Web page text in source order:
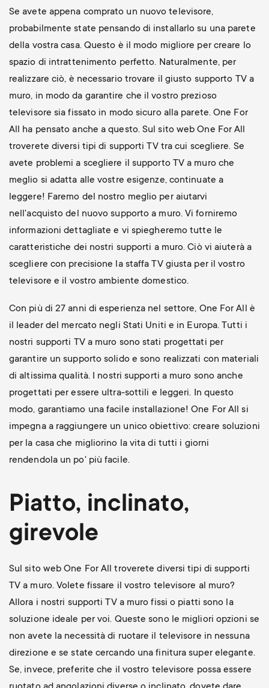
Se avete appena comprato un nuovo televisore,
probabilmente state pensando di installarlo su una parete
della vostra casa. Questo è il modo migliore per creare lo
spazio di intrattenimento perfetto. Naturalmente, per
realizzare ciò, è necessario trovare il giusto supporto TV a
muro, in modo da garantire che il vostro prezioso
televisore sia fissato in modo sicuro alla parete. One For
All ha pensato anche a questo. Sul sito web One For All
troverete diversi tipi di supporti TV tra cui scegliere. Se
avete problemi a scegliere il supporto TV a muro che
meglio si adatta alle vostre esigenze, continuate a
leggere! Faremo del nostro meglio per aiutarvi
nell'acquisto del nuovo supporto a muro. Vi forniremo
informazioni dettagliate e vi spiegheremo tutte le
caratteristiche dei nostri supporti a muro. Ciò vi aiuterà a
scegliere con precisione la staffa TV giusta per il vostro
televisore e il vostro ambiente domestico.
Con più di 27 anni di esperienza nel settore, One For All è
il leader del mercato negli Stati Uniti e in Europa. Tutti i
nostri supporti TV a muro sono stati progettati per
garantire un supporto solido e sono realizzati con materiali
di altissima qualità. I nostri supporti a muro sono anche
progettati per essere ultra-sottili e leggeri. In questo
modo, garantiamo una facile installazione! One For All si
impegna a raggiungere un unico obiettivo: creare soluzioni
per la casa che migliorino la vita di tutti i giorni
rendendola un po' più facile.
Piatto, inclinato,
girevole
Sul sito web One For All troverete diversi tipi di supporti
TV a muro. Volete fissare il vostro televisore al muro?
Allora i nostri supporti TV a muro fissi o piatti sono la
soluzione ideale per voi. Queste sono le migliori opzioni se
non avete la necessità di ruotare il televisore in nessuna
direzione e se state cercando una finitura super elegante.
Se, invece, preferite che il vostro televisore possa essere